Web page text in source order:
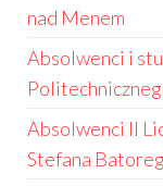
nad Menem
Absolwenci i
Absolwenci II
Stefana